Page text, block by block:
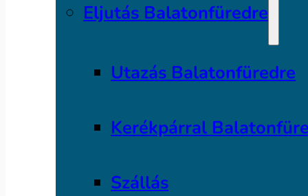
Eljutás Balatonfüredre
Utazás Balatonfüredre
Kerékpárral
Szállás